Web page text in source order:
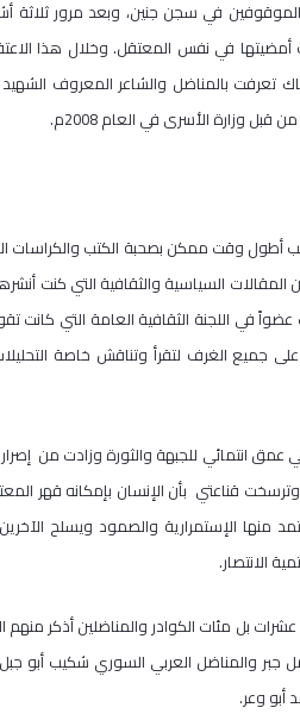
في سجن جنين، وبعد مرور ثلاثة
أمضيتها في نفس المعتقل. وخلال هذا
تعرفت بالمناضل والشاعر المعروف
وزارة الأسرى في العام 2008م.
وقت ممكن بصحبة الكتب والكراسات
السياسية والثقافية التي كنت
في اللجنة الثقافية العامة التي كانت
جميع الغرف لتقرأ وتناقش خاصة
انتمائي للجبهة والثورة وزادت من
قناعتي بأن الإنسان بإمكانه قهر
الإستمرارية والصمود ويسلح الآخرين
الانتصار.
بل مئات الكوادر والمناضلين أذكر
جبر والمناضل العربي السوري شكيب
وعر.